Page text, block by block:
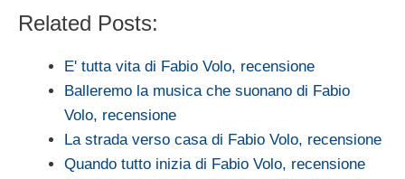
Related Posts:
E' tutta vita di Fabio Volo, recensione
Balleremo la musica che suonano di Fabio
Volo, recensione
La strada verso casa di Fabio Volo, recensione
Quando tutto inizia di Fabio Volo, recensione